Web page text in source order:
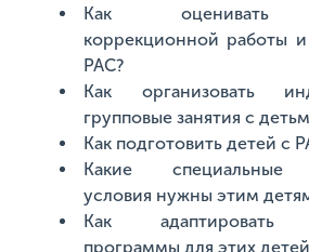
Как оценивать
коррекционной работы
РАС?
Как организовать
групповые занятия с
Как подготовить детей с
Какие специальные
условия нужны этим
Как адаптировать
программы для этих